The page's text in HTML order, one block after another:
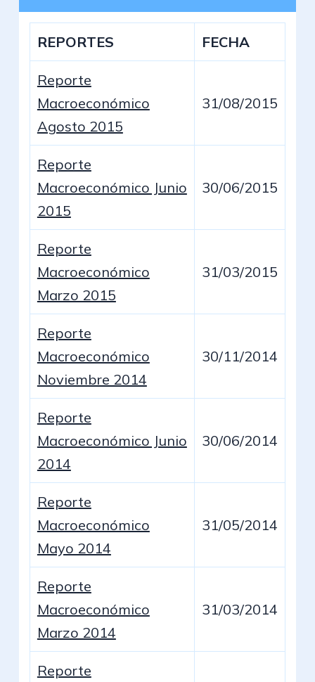
REPORTES FECHA
Reporte
Macroeconómico
Agosto 2015
31/08/2015
Reporte
Macroeconómico Junio
2015
30/06/2015
Reporte
Macroeconómico
Marzo 2015
31/03/2015
Reporte
Macroeconómico
Noviembre 2014
30/11/2014
Reporte
Macroeconómico Junio
2014
30/06/2014
Reporte
Macroeconómico
Mayo 2014
31/05/2014
Reporte
Macroeconómico
Marzo 2014
31/03/2014
Reporte